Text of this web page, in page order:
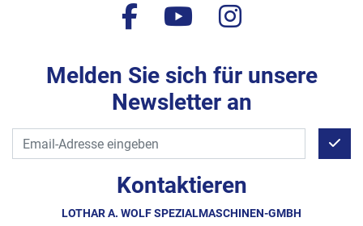
Kontaktieren
LOTHAR A. WOLF SPEZIALMASCHINEN-GMBH
facebook
youtubeinstagram
Melden Sie sich für unsere
Newsletter an